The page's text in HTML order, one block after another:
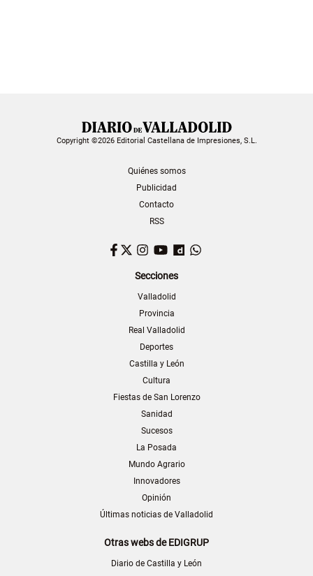
Copyright ©2026 Editorial Castellana de Impresiones, S.L.
Quiénes somos
Publicidad
Contacto
RSS
Facebook
TwitterInstagram
YouTubeDailymotion
Secciones
Valladolid
Provincia
Real Valladolid
Deportes
Castilla y León
Cultura
Fiestas de San Lorenzo
Sanidad
Sucesos
La Posada
Mundo Agrario
Innovadores
Opinión
Últimas noticias de Valladolid
Otras webs de EDIGRUP
Diario de Castilla y León